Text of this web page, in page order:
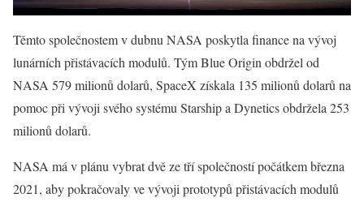
Těmto společnostem v dubnu NASA poskytla finance na vývoj
lunárních přistávacích modulů. Tým Blue Origin obdržel od
NASA 579 milionů dolarů, SpaceX získala 135 milionů dolarů na
pomoc při vývoji svého systému Starship a Dynetics obdržela 253
milionů dolarů.
NASA má v plánu vybrat dvě ze tří společností počátkem března
2021, aby pokračovaly ve vývoji prototypů přistávacích modulů